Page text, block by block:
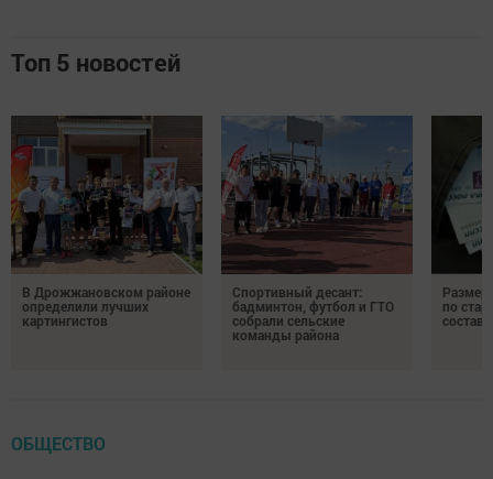
Топ 5 новостей
В Дрожжановском районе
определили лучших
картингистов
Спортивный десант:
бадминтон, футбол и ГТО
собрали сельские
команды района
Размер
по
ОБЩЕСТВО